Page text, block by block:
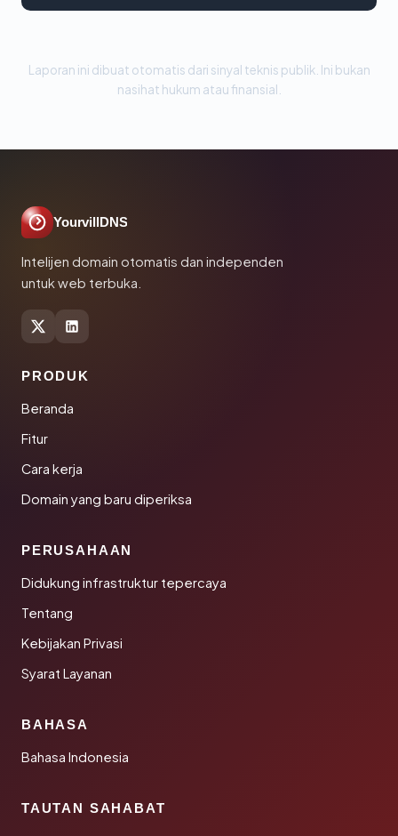
Laporan ini dibuat otomatis dari sinyal teknis publik. Ini bukan
nasihat hukum atau finansial.
YourvillDNS
Intelijen domain otomatis dan independen
untuk web terbuka.
PRODUK
Beranda
Fitur
Cara kerja
Domain yang baru diperiksa
PERUSAHAAN
Didukung infrastruktur tepercaya
Tentang
Kebijakan Privasi
Syarat Layanan
BAHASA
Bahasa Indonesia
TAUTAN SAHABAT